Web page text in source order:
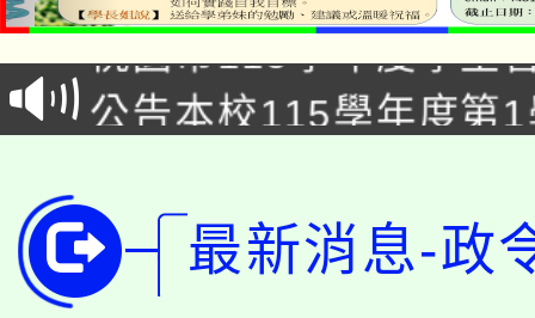
車」活動
桃園市115學年度學生
生本土語及新住民語歌
公告本校115學年度第
代理(課)教師甄選結果(
轉知中國文化大學推廣
《TA101》溝通分析基
轉知苗栗縣政府辦理
最新消息-政